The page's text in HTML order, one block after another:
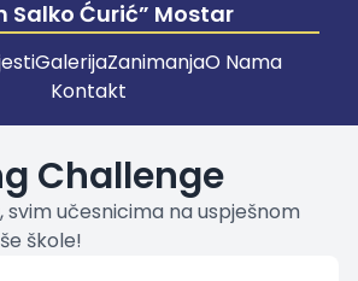
Salko Ćurić” Mostar
GalerijaZanimanjaO Nama
Kontakt
Challenge
učesnicima na uspješnom
škole!